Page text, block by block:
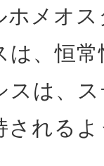
ホメオ
、恒常
スは、
される